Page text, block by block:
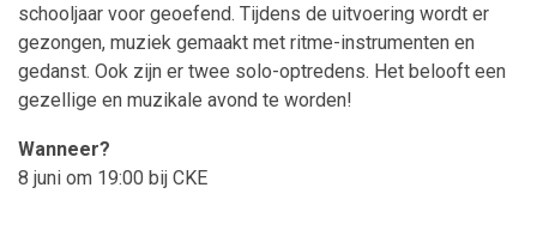
schooljaar voor geoefend. Tijdens de uitvoering wordt er
gezongen, muziek gemaakt met ritme-instrumenten en
gedanst. Ook zijn er twee solo-optredens. Het belooft een
gezellige en muzikale avond te worden!
Wanneer?
8 juni om 19:00 bij CKE